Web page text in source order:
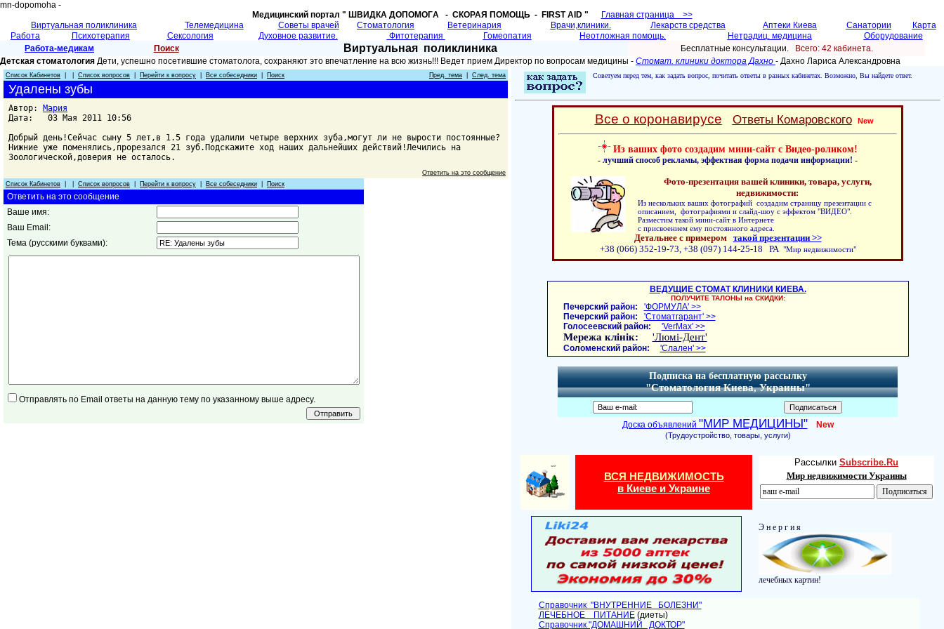
mn-dopomoha -
Медицинский портал " ШВИДКА ДОПОМОГA - СКОРАЯ ПОМОЩЬ - FIRST AID "
Главная страница >>
Виртуальная поликлиника
Телемедицина Советы врачей Cтоматология Ветеринария Врачи,клиники. Лекарств средства Аптеки Киева Санатории
Карта
Работа
Психотерапия Сексология Духовное развитие. Фитотерапия Гомеопатия Неотложная помощь. Нетрадиц. медицина
Оборудование
Работа-медикам
Поиск Виртуальная поликлиника Бесплатные консультации.
Всего: 42 кабинетa.
Детская стоматология Дети, успешно посетившие стоматолога, сохраняют это впечатление на всю жизнь!!! Ведет прием Директор по вопросам медицины - Стомат. клиники доктора Дахно - Дахно Лариса Александровнa
Список Кабинетов Список вопросов Перейти к вопросу Все собеседники Поиск Пред. тема След. тема
Удалены зубы
Автор: Мария
Дата: 03 Мая 2011 10:56
Добрый день!Сейчас сыну 5 лет,в 1.5 года удалили четыре верхних зуба,могут ли не вырости постоянные?
Нижние уже поменялись,прорезался 21 зуб.Подскажите ход наших дальнейших действий!Лечились на
Зоологической,доверия не осталось.
Ответить на это сообщение
Список Кабинетов
Список вопросов Перейти к вопросу Все собеседники Поиск
Ответить на это сообщение
Ваше имя:
Ваш Email:
Тема (русскими буквами):
Отправлять по Email ответы на данную тему по указанному выше адресу.
Советуем перед тем, как задать вопрос, почитать ответы в разных кабинетах. Возможно, Вы найдете ответ.
Все о коронавирусе Ответы Комаровского New
Из ваших фото создадим мини-сайт с Видео-роликом!
- лучший способ рекламы, эффектная форма подачи информации! -
Фото-презентация вашей клиники, товара, услуги,
недвижимости:
Из нескольких ваших фотографий создадим страницу презентации с
описанием, фотографиями и слайд-шоу с эффектом "ВИДЕО".
Разместим такой мини-сайт в Интернете
с присвоением ему постоянного адреса.
Детальнее с примером такой презентации >>
+38 (066) 352-19-73, +38 (097) 144-25-18 РА "Мир недвижимости"
ВЕДУЩИЕ СТОМАТ КЛИНИКИ КИЕВА.
ПОЛУЧИТЕ ТАЛОНЫ на СКИДКИ:
Печерский район:
'ФОРМУЛА' >>
Печерский район:
'Стоматгарант' >>
Голосеевский район:
'VerMax' >>
Мережа клінік: 'Люмі-Дент'
Соломенский район: 'Слален' >>
Подписка на бесплатную рассылку
"Стоматология Киева, Украины"
Доска объявлений "МИР МЕДИЦИНЫ" New
(Трудоустройство, товары, услуги)
ВСЯ НЕДВИЖИМОСТЬ
в Киеве и Украине
Рассылки Subscribe.Ru
Мир недвижимости Украины
Э н е р г и я
лечебных картин!
Справочник "ВНУТРЕННИЕ БОЛЕЗНИ"
ЛЕЧЕБНОЕ ПИТАНИЕ(диеты)
Cправочник "ДОМАШНИЙ ДОКТОР"